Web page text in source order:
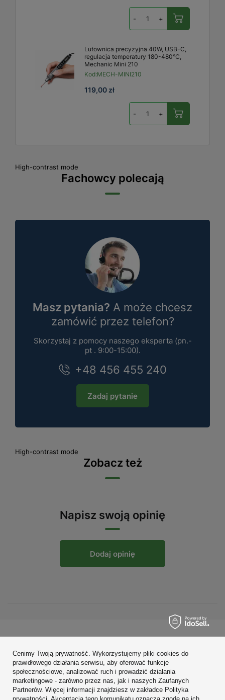
- +
Lutownica precyzyjna 40W, USB-C,
regulacja temperatury 180-480°C,
Mechanic Mini 210
Kod:MECH-MINI210
119,00 zł
- +
High-contrast mode
Fachowcy polecają
Masz pytania? A może chcesz
zamówić przez telefon?
Skorzystaj z pomocy naszego eksperta (pn.-
pt . 9:00-15:00).
+48 456 455 240
Zadaj pytanie
High-contrast mode
Zobacz też
Napisz swoją opinię
Dodaj opinię
Konto
Regulaminy
Zobacz również
Cenimy Twoją prywatność. Wykorzystujemy pliki cookies do
prawidłowego działania serwisu, aby oferować funkcje
społecznościowe, analizować ruch i prowadzić działania
marketingowe - zarówno przez nas, jak i naszych Zaufanych
Partnerów. Więcej informacji znajdziesz w zakładce Polityka